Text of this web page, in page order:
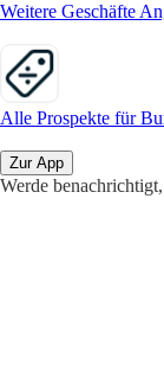
Weitere Geschäfte
Alle Prospekte für
Zur App
Werde